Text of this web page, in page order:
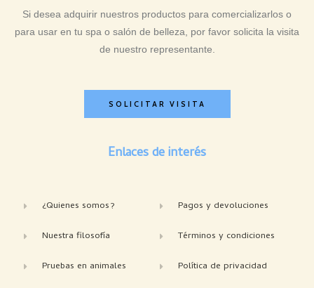
Si desea adquirir nuestros productos para comercializarlos o
para usar en tu spa o salón de belleza, por favor solicita la visita
de nuestro representante.
SOLICITAR VISITA
Enlaces de interés
¿Quienes somos?
Nuestra filosofía
Pruebas en animales
Pagos y devoluciones
Términos y condiciones
Política de privacidad